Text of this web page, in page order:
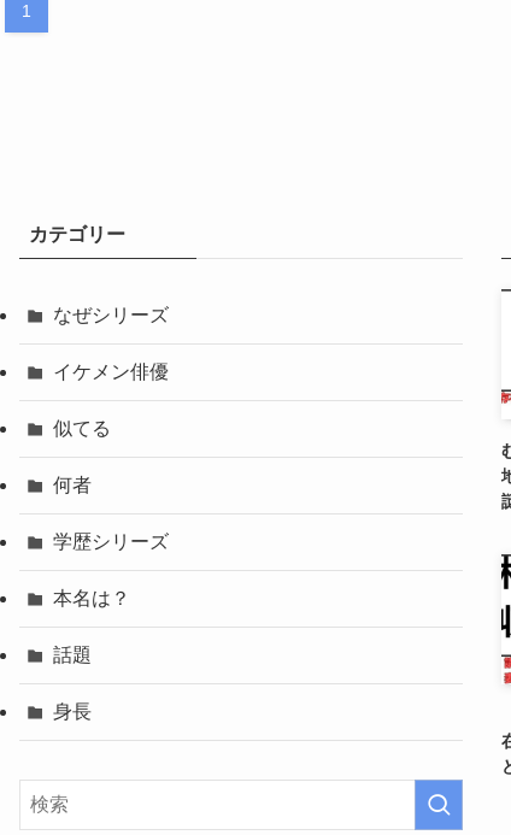
1
カテゴリー
なぜシリーズ
イケメン俳優
似てる
何者
学歴シリーズ
本名は？
話題
身長